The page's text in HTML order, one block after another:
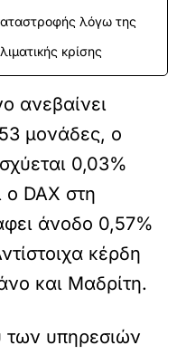
λόγω της
κρίσης
ανεβαίνει
μονάδες, ο
0,03%
ο DAX στη
άνοδο 0,57%
κέρδη
και Μαδρίτη.
των υπηρεσιών